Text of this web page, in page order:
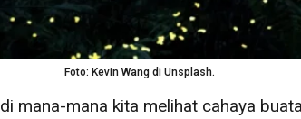
Foto: Kevin Wang di Unsplash.
mana-mana kita melihat cahaya